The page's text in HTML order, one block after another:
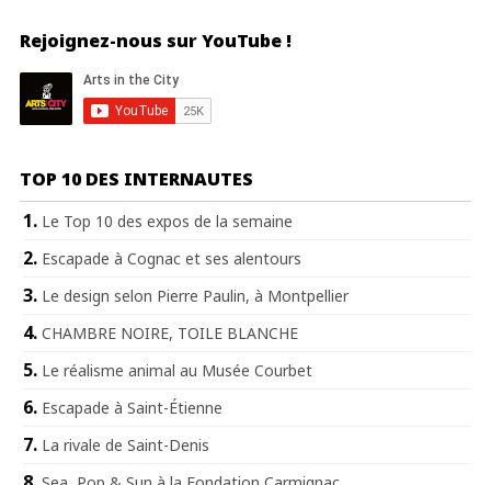
Rejoignez-nous sur YouTube !
TOP 10 DES INTERNAUTES
Le Top 10 des expos de la semaine
Escapade à Cognac et ses alentours
Le design selon Pierre Paulin, à Montpellier
CHAMBRE NOIRE, TOILE BLANCHE
Le réalisme animal au Musée Courbet
Escapade à Saint-Étienne
La rivale de Saint-Denis